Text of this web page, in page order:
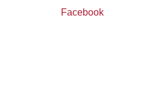
Facebook